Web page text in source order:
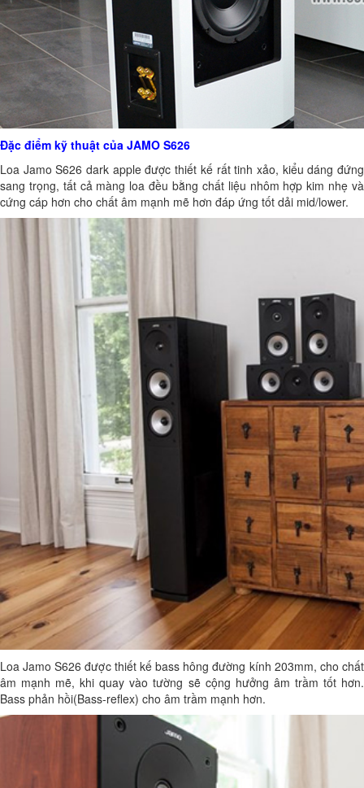
Đặc điểm kỹ thuật của JAMO S626
Loa Jamo S626 dark apple được thiết kế rất tinh xảo, kiểu dáng đứng
sang trọng, tất cả màng loa đều bằng chất liệu nhôm hợp kim nhẹ và
cứng cáp hơn cho chất âm mạnh mẽ hơn đáp ứng tốt dải mid/lower.
Loa Jamo S626 được thiết kế bass hông đường kính 203mm, cho chất
âm mạnh mẽ, khi quay vào tường sẽ cộng hưởng âm trầm tốt hơn.
Bass phản hồi(Bass-reflex) cho âm trầm mạnh hơn.